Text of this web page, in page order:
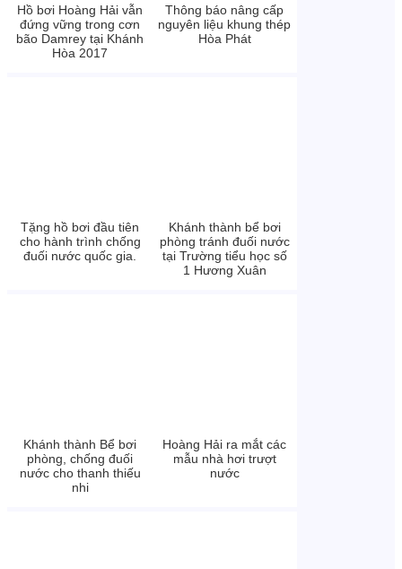
Hồ bơi Hoàng Hải vẫn
đứng vững trong cơn
bão Damrey tại Khánh
Hòa 2017
Thông báo nâng cấp
nguyên liệu khung thép
Hòa Phát
Tặng hồ bơi đầu tiên
cho hành trình chống
đuối nước quốc gia.
Khánh thành bể bơi
phòng tránh đuối nước
tại Trường tiểu học số
1 Hương Xuân
Khánh thành Bể bơi
phòng, chống đuối
nước cho thanh thiếu
nhi
Hoàng Hải ra mắt các
mẫu nhà hơi trượt
nước